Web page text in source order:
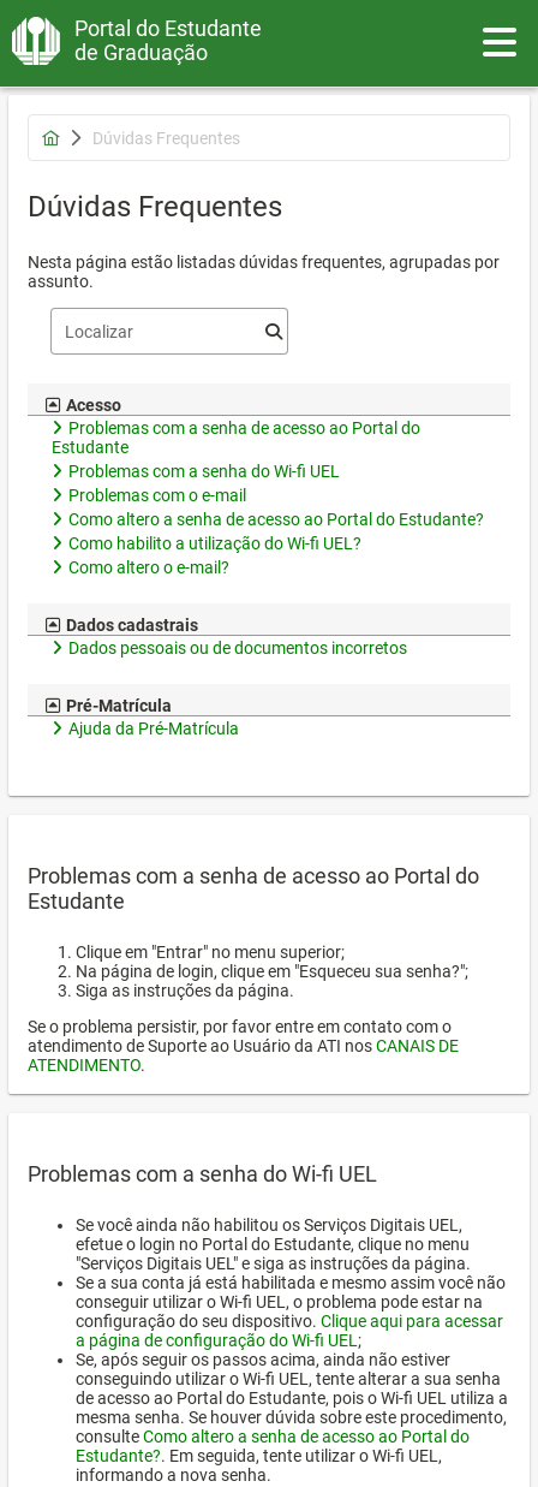
Portal do Estudante
de Graduação
Dúvidas Frequentes
Dúvidas Frequentes
Nesta página estão listadas dúvidas frequentes, agrupadas por
assunto.
Acesso
Problemas com a senha de acesso ao Portal do
Estudante
Problemas com a senha do Wi-fi UEL
Problemas com o e-mail
Como altero a senha de acesso ao Portal do Estudante?
Como habilito a utilização do Wi-fi UEL?
Como altero o e-mail?
Dados cadastrais
Dados pessoais ou de documentos incorretos
Pré-Matrícula
Ajuda da Pré-Matrícula
Problemas com a senha de acesso ao Portal do
Estudante
Clique em "Entrar" no menu superior;
Na página de login, clique em "Esqueceu sua senha?";
Siga as instruções da página.
Se o problema persistir, por favor entre em contato com o
atendimento de Suporte ao Usuário da ATI nosCANAIS DE
ATENDIMENTO.
Problemas com a senha do Wi-fi UEL
Se você ainda não habilitou os Serviços Digitais UEL,
efetue o login no Portal do Estudante, clique no menu
"Serviços Digitais UEL" e siga as instruções da página.
Se a sua conta já está habilitada e mesmo assim você não
conseguir utilizar o Wi-fi UEL, o problema pode estar na
configuração do seu dispositivo. Clique aqui para acessar
a página de configuração do Wi-fi UEL ;
Se, após seguir os passos acima, ainda não estiver
conseguindo utilizar o Wi-fi UEL, tente alterar a sua senha
de acesso ao Portal do Estudante, pois o Wi-fi UEL utiliza a
mesma senha. Se houver dúvida sobre este procedimento,
consulteComo altero a senha de acesso ao Portal do
Estudante?. Em seguida, tente utilizar o Wi-fi UEL,
informando a nova senha.